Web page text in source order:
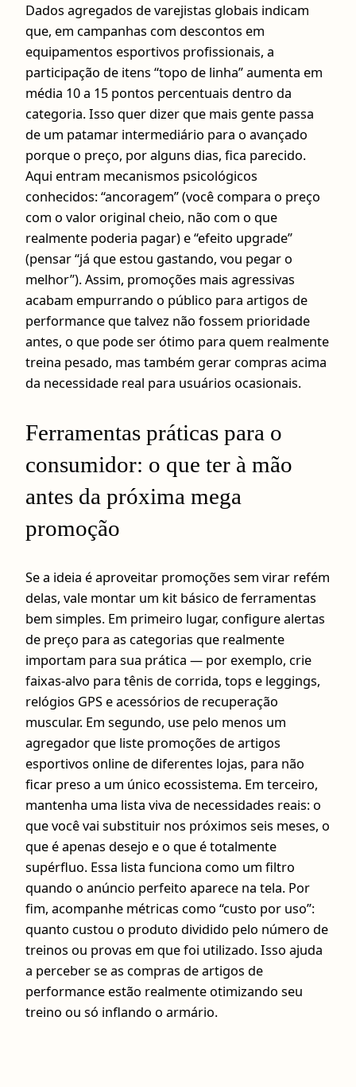
Dados agregados de varejistas globais indicam
que, em campanhas com descontos em
equipamentos esportivos profissionais, a
participação de itens “topo de linha” aumenta em
média 10 a 15 pontos percentuais dentro da
categoria. Isso quer dizer que mais gente passa
de um patamar intermediário para o avançado
porque o preço, por alguns dias, fica parecido.
Aqui entram mecanismos psicológicos
conhecidos: “ancoragem” (você compara o preço
com o valor original cheio, não com o que
realmente poderia pagar) e “efeito upgrade”
(pensar “já que estou gastando, vou pegar o
melhor”). Assim, promoções mais agressivas
acabam empurrando o público para artigos de
performance que talvez não fossem prioridade
antes, o que pode ser ótimo para quem realmente
treina pesado, mas também gerar compras acima
da necessidade real para usuários ocasionais.
Ferramentas práticas para o
consumidor: o que ter à mão
antes da próxima mega
promoção
Se a ideia é aproveitar promoções sem virar refém
delas, vale montar um kit básico de ferramentas
bem simples. Em primeiro lugar, configure alertas
de preço para as categorias que realmente
importam para sua prática — por exemplo, crie
faixas‑alvo para tênis de corrida, tops e leggings,
relógios GPS e acessórios de recuperação
muscular. Em segundo, use pelo menos um
agregador que liste promoções de artigos
esportivos online de diferentes lojas, para não
ficar preso a um único ecossistema. Em terceiro,
mantenha uma lista viva de necessidades reais: o
que você vai substituir nos próximos seis meses, o
que é apenas desejo e o que é totalmente
supérfluo. Essa lista funciona como um filtro
quando o anúncio perfeito aparece na tela. Por
fim, acompanhe métricas como “custo por uso”:
quanto custou o produto dividido pelo número de
treinos ou provas em que foi utilizado. Isso ajuda
a perceber se as compras de artigos de
performance estão realmente otimizando seu
treino ou só inflando o armário.